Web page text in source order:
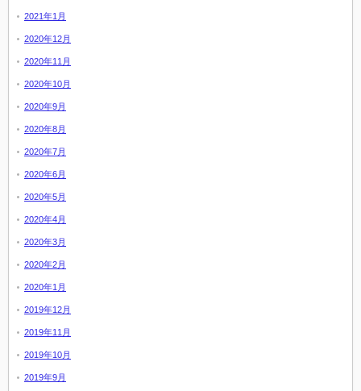
2021年1月
2020年12月
2020年11月
2020年10月
2020年9月
2020年8月
2020年7月
2020年6月
2020年5月
2020年4月
2020年3月
2020年2月
2020年1月
2019年12月
2019年11月
2019年10月
2019年9月